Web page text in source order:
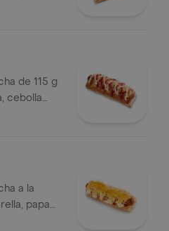
cascos)
de 115 g
cebolla
de tomate
a la
papa
y salsa de